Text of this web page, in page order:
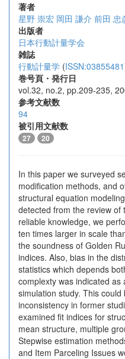
著者
星野 崇宏 岡田 謙介 前田 忠
出版者
日本行動計量学会
雑誌
行動計量学 (ISSN:03855481
巻号頁・発行日
vol.32, no.2, pp.209-235,
参考文献数
94
被引用文献数
27 20
In this paper we surveyed
modification methods, and
structural equation
detected from the review
reliable knowledge, we
ten times larger in scale
the soundness of Golden
indices. Also, bias in the
statistics which depends
complexty was indicated
simulation study. This
inconsistency in former
examined fit indices for
mean structure, multiple
Stepwise estimation
and Item Parceling Issues